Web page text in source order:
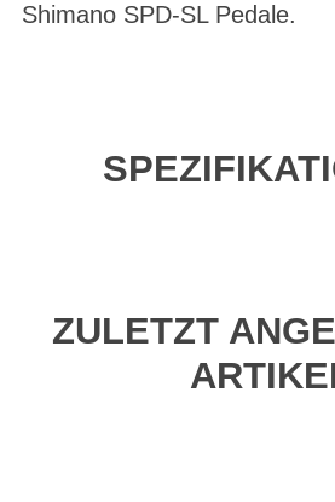
Shimano SPD-SL Pedale.
ZULETZT